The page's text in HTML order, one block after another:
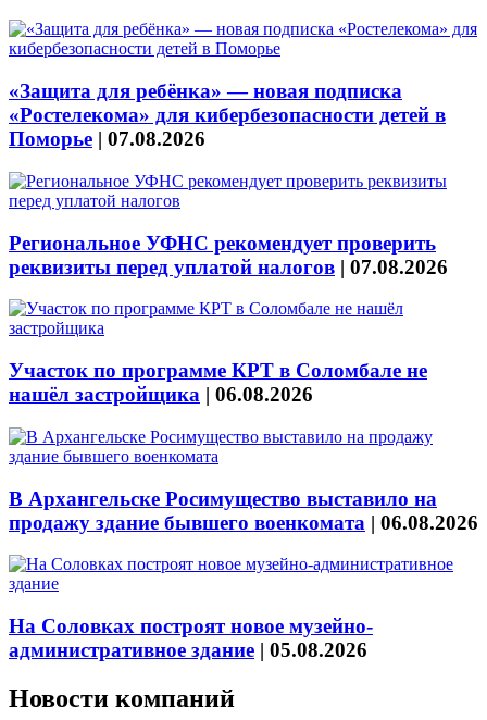
«Защита для ребёнка» — новая подписка
«Ростелекома» для кибербезопасности детей в
Поморье | 07.08.2026
Региональное УФНС рекомендует проверить
реквизиты перед уплатой налогов | 07.08.2026
Участок по программе КРТ в Соломбале не
нашёл застройщика | 06.08.2026
В Архангельске Росимущество выставило на
продажу здание бывшего военкомата | 06.08.2026
На Соловках построят новое музейно-
административное здание | 05.08.2026
Новости компаний